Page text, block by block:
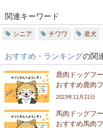
関連キーワード
シニア チワワ 老犬
おすすめ・ランキングの関
鹿肉ドッグフ
おすすめ鹿肉
2023年11月21日
馬肉ドッグフ
おすすめ馬肉